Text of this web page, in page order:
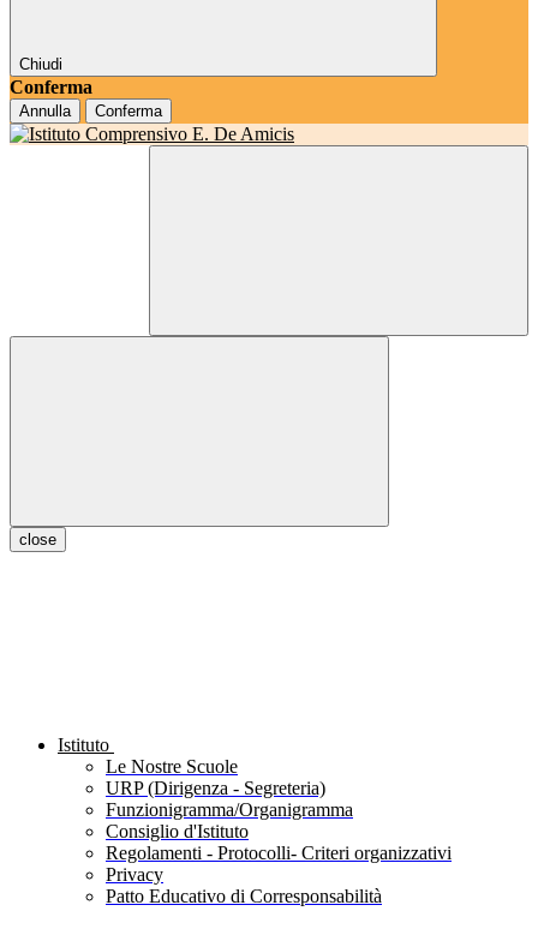
Chiudi
Conferma
Annulla Conferma
close
Istituto
Le Nostre Scuole
URP (Dirigenza - Segreteria)
Funzionigramma/Organigramma
Consiglio d'Istituto
Regolamenti - Protocolli- Criteri organizzativi
Privacy
Patto Educativo di Corresponsabilità